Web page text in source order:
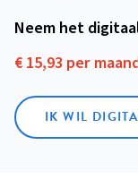
Neem het
€ 15,93 per
IK WIL